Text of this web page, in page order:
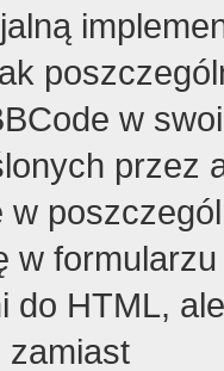
w
przez
w
w
do HTML,
zamiast